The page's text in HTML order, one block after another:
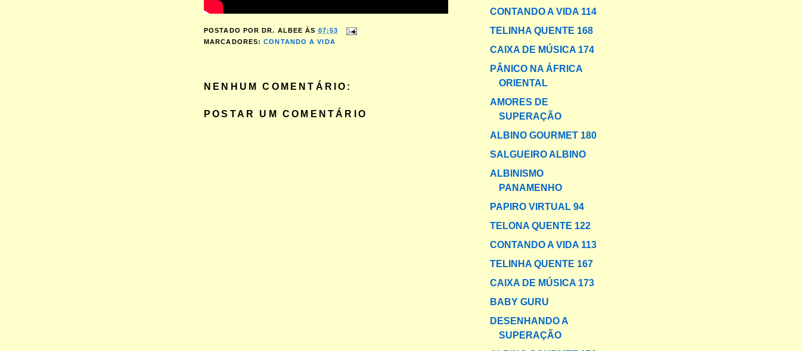
POSTADO POR DR. ALBEE ÀS 07:53
MARCADORES:CONTANDO A VIDA
NENHUM COMENTÁRIO:
POSTAR UM COMENTÁRIO
CONTANDO A VIDA 114
TELINHA QUENTE 168
CAIXA DE MÚSICA 174
PÂNICO NA ÁFRICA
ORIENTAL
AMORES DE
SUPERAÇÃO
ALBINO GOURMET 180
SALGUEIRO ALBINO
ALBINISMO
PANAMENHO
PAPIRO VIRTUAL 94
TELONA QUENTE 122
CONTANDO A VIDA 113
TELINHA QUENTE 167
CAIXA DE MÚSICA 173
BABY GURU
DESENHANDO A
SUPERAÇÃO